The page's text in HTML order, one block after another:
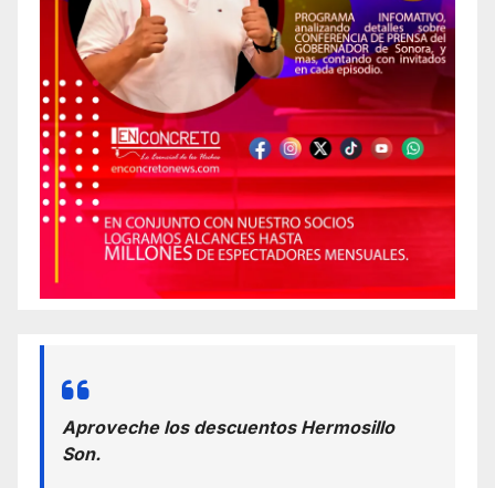
Aproveche los descuentos Hermosillo
Son.